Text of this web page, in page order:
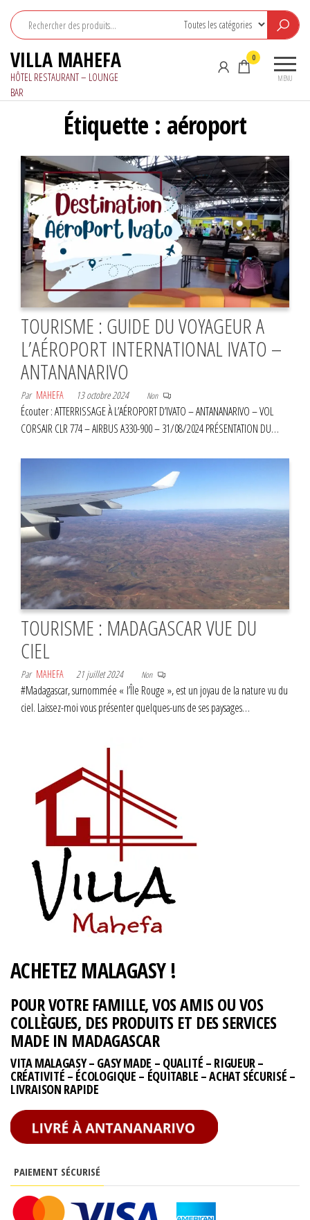
contenu
VILLA MAHEFA
HÔTEL RESTAURANT – LOUNGE
BAR
MENU
0
Étiquette : aéroport
TOURISME : GUIDE DU VOYAGEUR A
L’AÉROPORT INTERNATIONAL IVATO –
ANTANANARIVO
Par MAHEFA 13 octobre 2024 Non
Écouter : ATTERRISSAGE À L’AÉROPORT D’IVATO – ANTANANARIVO – VOL
CORSAIR CLR 774 – AIRBUS A330-900 – 31/08/2024 PRÉSENTATION DU…
TOURISME : MADAGASCAR VUE DU
CIEL
Par MAHEFA 21 juillet 2024 Non
#Madagascar, surnommée « l’Île Rouge », est un joyau de la nature vu du
ciel. Laissez-moi vous présenter quelques-uns de ses paysages…
ACHETEZ MALAGASY !
POUR VOTRE FAMILLE, VOS AMIS OU VOS
COLLÈGUES, DES PRODUITS ET DES SERVICES
MADE IN MADAGASCAR
VITA MALAGASY – GASY MADE – QUALITÉ – RIGUEUR –
CRÉATIVITÉ – ÉCOLOGIQUE – ÉQUITABLE – ACHAT SÉCURISÉ –
LIVRAISON RAPIDE
PAIEMENT SÉCURISÉ